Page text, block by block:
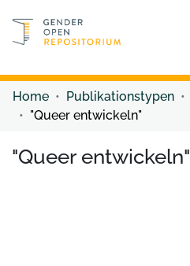
Discover content
Home Publikationstypen
"Queer entwickeln"
"Queer entwickeln"